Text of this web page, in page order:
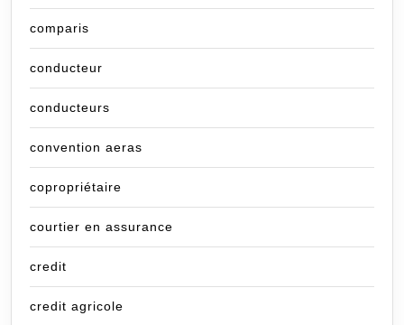
comparis
conducteur
conducteurs
convention aeras
copropriétaire
courtier en assurance
credit
credit agricole